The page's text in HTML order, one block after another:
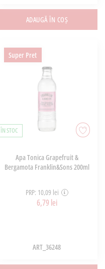
ADAUGĂ ÎN COȘ
Super Pret
ÎN STOC
Apa Tonica Grapefruit &
Bergamota Franklin&Sons 200ml
PRP: 10,09 lei
6,79 lei
ART_36248